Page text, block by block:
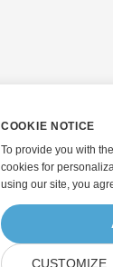
COOKIE NOTICE
To provide you with
cookies for
using our site, you
CUSTOMIZE